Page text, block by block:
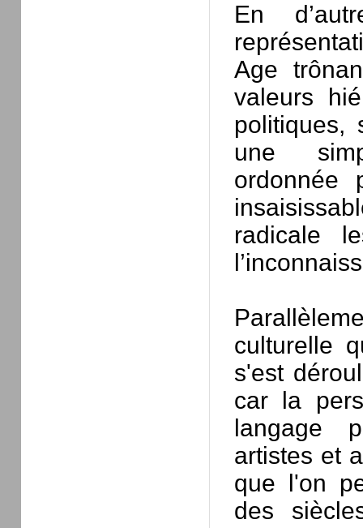
En
Age
valeurs
politiques,
une
radicale
culturelle
s'est
car la
langage
artistes et
que l'on
des